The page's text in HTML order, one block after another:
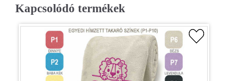
Kapcsolódó termékek